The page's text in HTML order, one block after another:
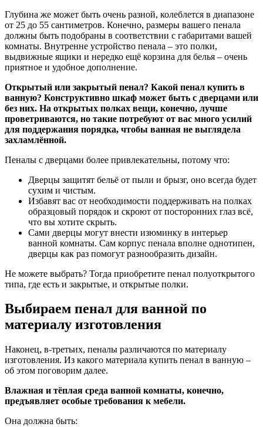
Глубина же может быть очень разной, колеблется в диапазоне
от 25 до 55 сантиметров. Конечно, размеры вашего пенала
должны быть подобраны в соответствии с габаритами вашей
комнаты. Внутренне устройство пенала – это полки,
выдвижные ящики и нередко ещё корзина для белья – очень
приятное и удобное дополнение.
Открытый или закрытый пенал? Какой пенал купить в
ванную? Конструктивно шкаф может быть с дверцами или
без них. На открытых полках вещи, конечно, лучше
проветриваются, но такие потребуют от вас много усилий
для поддержания порядка, чтобы ванная не выглядела
захламлённой.
Пеналы с дверцами более привлекательны, потому что:
Дверцы защитят бельё от пыли и брызг, оно всегда будет
сухим и чистым.
Избавят вас от необходимости поддерживать на полках
образцовый порядок и скроют от посторонних глаз всё,
что вы хотите скрыть.
Сами дверцы могут внести изюминку в интерьер
ванной комнаты. Сам корпус пенала вполне однотипен,
дверцы как раз помогут разнообразить дизайн.
Не можете выбрать? Тогда приобретите пенал полуоткрытого
типа, где есть и закрытые, и открытые полки.
Выбираем пенал для ванной по
материалу изготовления
Наконец, в-третьих, пеналы различаются по материалу
изготовления. Из какого материала купить пенал в ванную –
об этом поговорим далее.
Влажная и тёплая среда ванной комнаты, конечно,
предъявляет особые требования к мебели.
Она должна быть: